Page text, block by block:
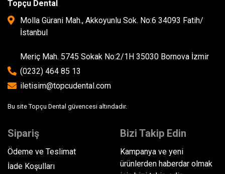
Topçu Dental
Molla Gürani Mah., Akkoyunlu Sok. No:6 34093 Fatih/
İstanbul
Meriç Mah. 5745 Sokak No:2/1H 35030 Bornova İzmir
(0232) 464 85 13
iletisim@topcudental.com
Bu site Topçu Dental güvencesi altındadır.
Sipariş
Ödeme ve Teslimat
İade Koşulları
Bizi Takip Edin
Kampanya ve yeni
ürünlerden haberdar olmak